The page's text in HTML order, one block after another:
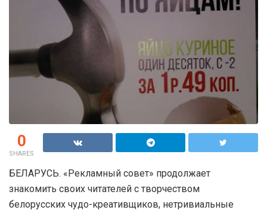
0
SHARES
БЕЛАРУСЬ. «Рекламный совет» продолжает
знакомить своих читателей с творчеством
белорусских чудо-креативщиков, нетривиальные